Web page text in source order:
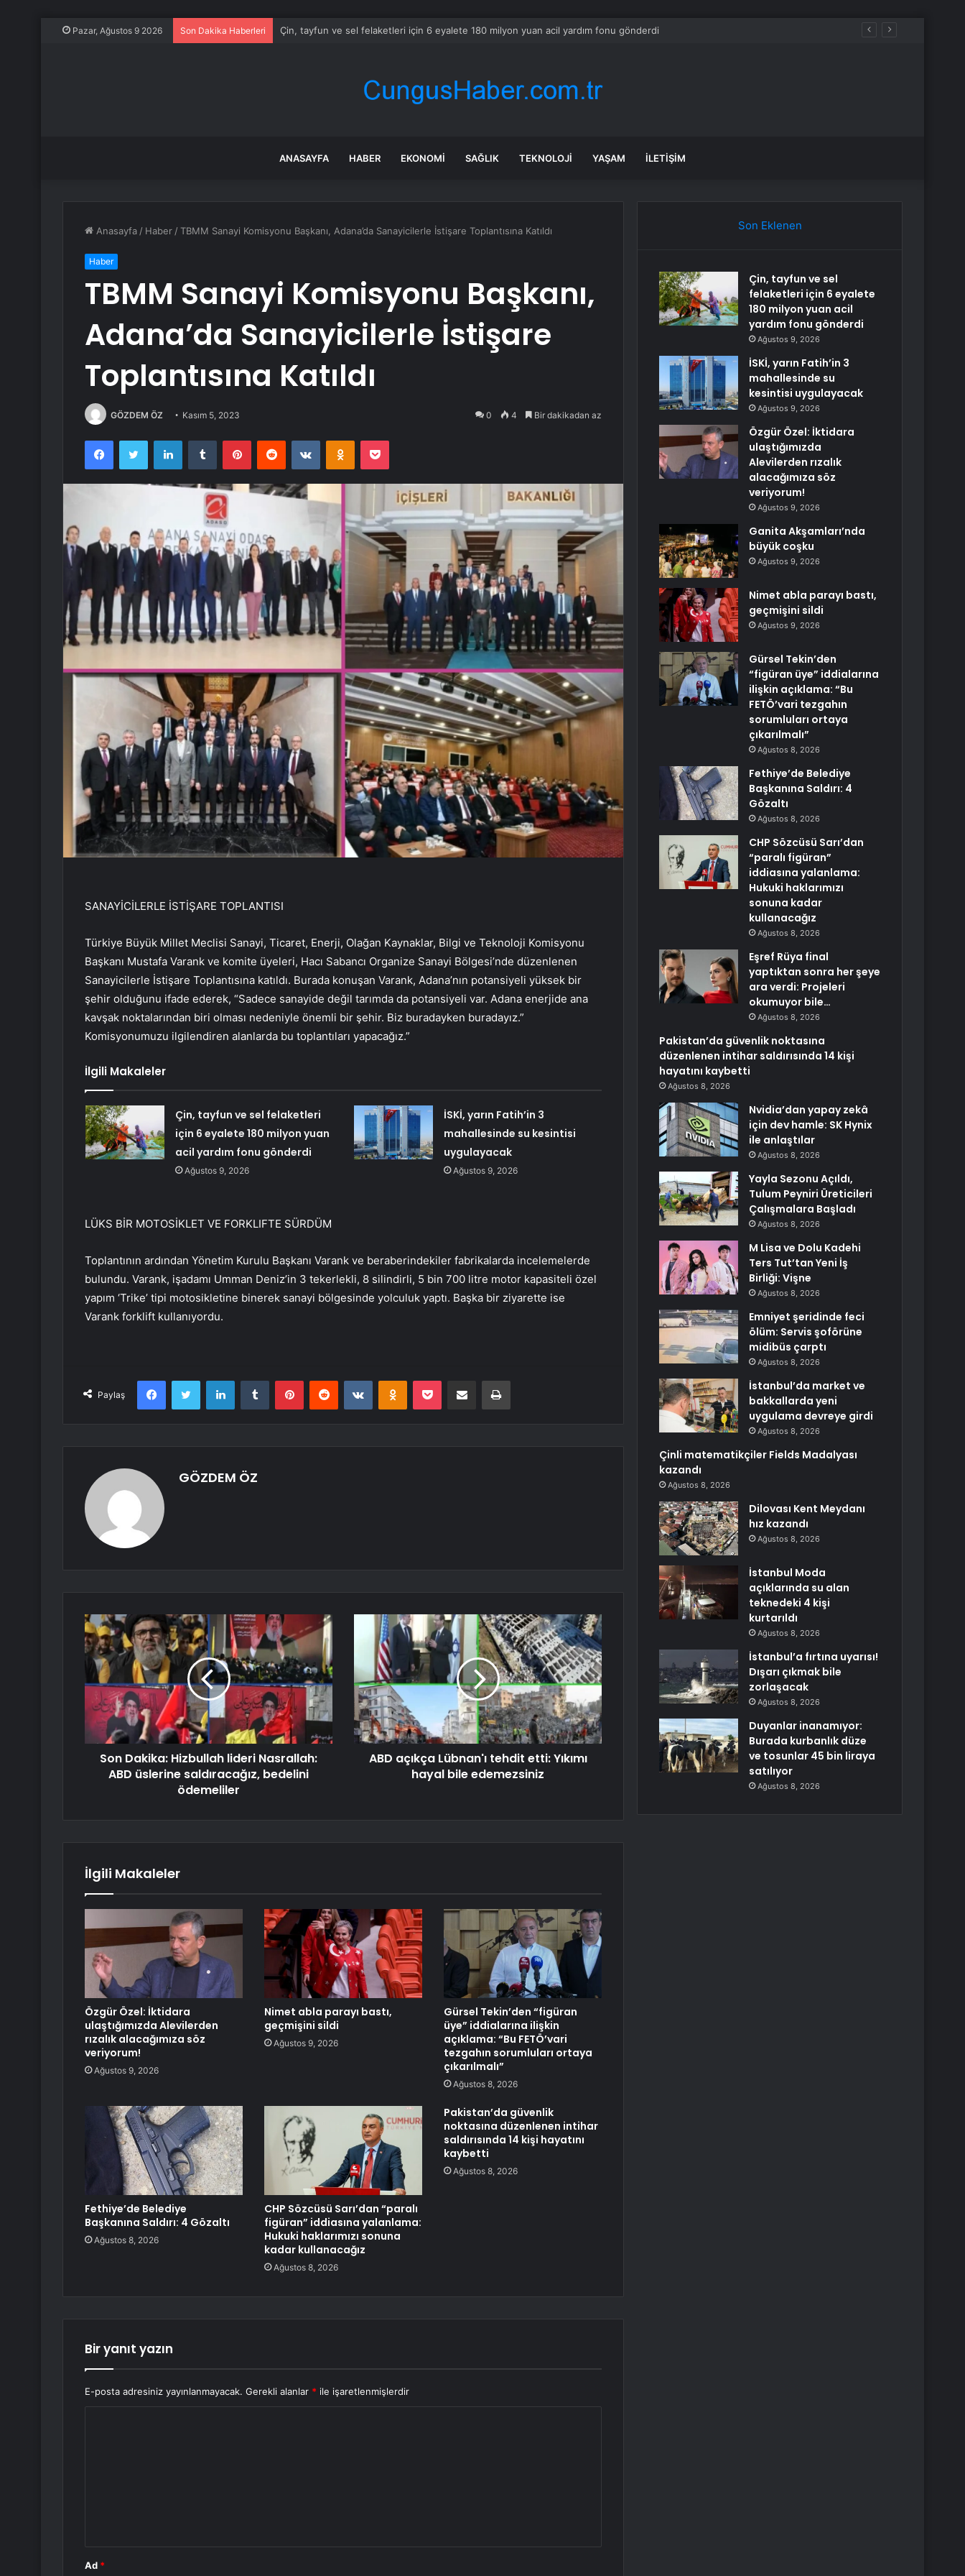
Pazar, Ağustos 9 2026 Son Dakika Haberleri İSKİ, yarın Fatih’in 3 mahallesinde su kesintisi uygulayacak
ANASAYFA HABER EKONOMI SAĞLIK TEKNOLOJI YAŞAM İLETIŞIM
Anasayfa / Haber /TBMM Sanayi Komisyonu Başkanı, Adana’da Sanayicilerle İstişare Toplantısına Katıldı
Haber
TBMM Sanayi Komisyonu Başkanı,
Adana’da Sanayicilerle İstişare
Toplantısına Katıldı
GÖZDEM ÖZ Kasım 5, 2023 0 4 Bir dakikadan az
FacebookTwitter LinkedInTumblr PinterestReddit VKontakteOdnoklassniki
Pocket
SANAYİCİLERLE İSTİŞARE TOPLANTISI
Türkiye Büyük Millet Meclisi Sanayi, Ticaret, Enerji, Olağan Kaynaklar, Bilgi ve Teknoloji Komisyonu
Başkanı Mustafa Varank ve komite üyeleri, Hacı Sabancı Organize Sanayi Bölgesi’nde düzenlenen
Sanayicilerle İstişare Toplantısına katıldı. Burada konuşan Varank, Adana’nın potansiyeli yüksek bir
şehir olduğunu ifade ederek, “Sadece sanayide değil tarımda da potansiyeli var. Adana enerjide ana
kavşak noktalarından biri olması nedeniyle önemli bir şehir. Biz buradayken buradayız.”
Komisyonumuzu ilgilendiren alanlarda bu toplantıları yapacağız.”
İlgili Makaleler
Çin, tayfun ve sel felaketleri
için 6 eyalete 180 milyon yuan
acil yardım fonu gönderdi
Ağustos 9, 2026
İSKİ, yarın Fatih’in 3
mahallesinde su kesintisi
uygulayacak
Ağustos 9, 2026
LÜKS BİR MOTOSİKLET VE FORKLIFTE SÜRDÜM
Toplantının ardından Yönetim Kurulu Başkanı Varank ve beraberindekiler fabrikalarda incelemelerde
bulundu. Varank, işadamı Umman Deniz’in 3 tekerlekli, 8 silindirli, 5 bin 700 litre motor kapasiteli özel
yapım ‘Trike’ tipi motosikletine binerek sanayi bölgesinde yolculuk yaptı. Başka bir ziyarette ise
Varank forklift kullanıyordu.
Paylaş
FacebookTwitter LinkedInTumblr PinterestReddit VKontakteOdnoklassniki
Pocket E-Posta ile paylaş Yazdır
GÖZDEM ÖZ
Son Dakika: Hizbullah lideri Nasrallah:
ABD üslerine saldıracağız, bedelini
ödemeliler
ABD açıkça Lübnan'ı tehdit etti: Yıkımı
hayal bile edemezsiniz
İlgili Makaleler
Özgür Özel: İktidara
ulaştığımızda Alevilerden
rızalık alacağımıza söz
veriyorum!
Ağustos 9, 2026
Nimet abla parayı bastı,
geçmişini sildi
Ağustos 9, 2026
Gürsel Tekin’den “figüran
üye” iddialarına ilişkin
açıklama: “Bu FETÖ’vari
tezgahın sorumluları ortaya
çıkarılmalı”
Ağustos 8, 2026
Fethiye’de Belediye
Başkanına Saldırı: 4 Gözaltı
Ağustos 8, 2026
CHP Sözcüsü Sarı’dan “paralı
figüran” iddiasına yalanlama:
Hukuki haklarımızı sonuna
kadar kullanacağız
Ağustos 8, 2026
Pakistan’da güvenlik
noktasına düzenlenen intihar
saldırısında 14 kişi hayatını
kaybetti
Ağustos 8, 2026
Bir yanıt yazın
E-posta adresiniz yayınlanmayacak. Gerekli alanlar * ile işaretlenmişlerdir
Ad *
Son Eklenen
Çin, tayfun ve sel
felaketleri için 6 eyalete
180 milyon yuan acil
yardım fonu gönderdi
Ağustos 9, 2026
İSKİ, yarın Fatih’in 3
mahallesinde su
kesintisi uygulayacak
Ağustos 9, 2026
Özgür Özel: İktidara
ulaştığımızda
Alevilerden rızalık
alacağımıza söz
veriyorum!
Ağustos 9, 2026
Ganita Akşamları’nda
büyük coşku
Ağustos 9, 2026
Nimet abla parayı bastı,
geçmişini sildi
Ağustos 9, 2026
Gürsel Tekin’den
“figüran üye” iddialarına
ilişkin açıklama: “Bu
FETÖ’vari tezgahın
sorumluları ortaya
çıkarılmalı”
Ağustos 8, 2026
Fethiye’de Belediye
Başkanına Saldırı: 4
Gözaltı
Ağustos 8, 2026
CHP Sözcüsü Sarı’dan
“paralı figüran”
iddiasına yalanlama:
Hukuki haklarımızı
sonuna kadar
kullanacağız
Ağustos 8, 2026
Eşref Rüya final
yaptıktan sonra her şeye
ara verdi: Projeleri
okumuyor bile…
Ağustos 8, 2026
Pakistan’da güvenlik noktasına
düzenlenen intihar saldırısında 14 kişi
hayatını kaybetti
Ağustos 8, 2026
Nvidia’dan yapay zekâ
için dev hamle: SK Hynix
ile anlaştılar
Ağustos 8, 2026
Yayla Sezonu Açıldı,
Tulum Peyniri Üreticileri
Çalışmalara Başladı
Ağustos 8, 2026
M Lisa ve Dolu Kadehi
Ters Tut’tan Yeni İş
Birliği: Vişne
Ağustos 8, 2026
Emniyet şeridinde feci
ölüm: Servis şoförüne
midibüs çarptı
Ağustos 8, 2026
İstanbul’da market ve
bakkallarda yeni
uygulama devreye girdi
Ağustos 8, 2026
Çinli matematikçiler Fields Madalyası
kazandı
Ağustos 8, 2026
Dilovası Kent Meydanı
hız kazandı
Ağustos 8, 2026
İstanbul Moda
açıklarında su alan
teknedeki 4 kişi
kurtarıldı
Ağustos 8, 2026
İstanbul’a fırtına uyarısı!
Dışarı çıkmak bile
zorlaşacak
Ağustos 8, 2026
Duyanlar inanamıyor:
Burada kurbanlık düze
ve tosunlar 45 bin liraya
satılıyor
Ağustos 8, 2026